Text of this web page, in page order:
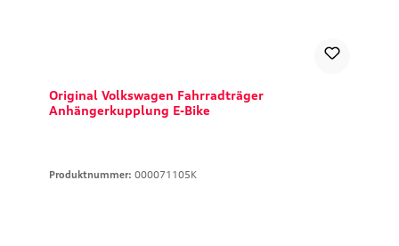
Original Volkswagen Fahrradträger
Anhängerkupplung E-Bike
Produktnummer: 000071105K